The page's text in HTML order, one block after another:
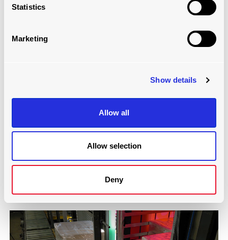
Statistics
Marketing
Show details
Allow all
Allow selection
Deny
BJELIN, SCHWEDEN, SCHUBBODENSYSTEM
Mehr lesen